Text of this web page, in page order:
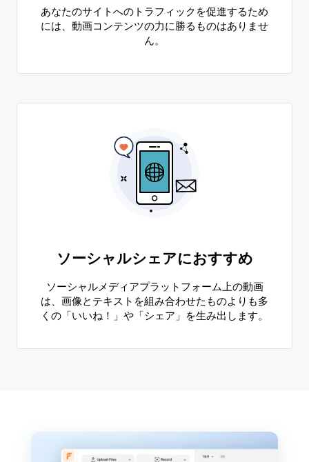
あなたのサイトへのトラフィックを促進するため
には、動画コンテンツの力に勝るものはありませ
ん。
ソーシャルシェアにおすすめ
ソーシャルメディアプラットフォーム上の動画
は、画像とテキストを組み合わせたものよりも多
くの「いいね！」や「シェア」を生み出します。